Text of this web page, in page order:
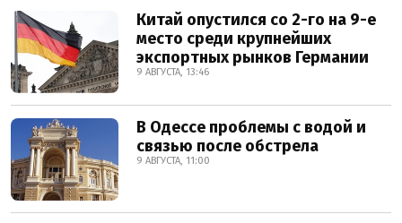
Китай опустился со 2-го на 9-е
место среди крупнейших
экспортных рынков Германии
9 АВГУСТА, 13:46
В Одессе проблемы с водой и
связью после обстрела
9 АВГУСТА, 11:00